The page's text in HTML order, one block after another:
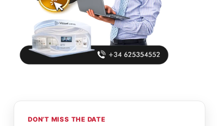
DON’T MISS THE DATE